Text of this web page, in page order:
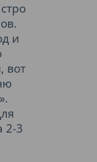
и
вот
2-3